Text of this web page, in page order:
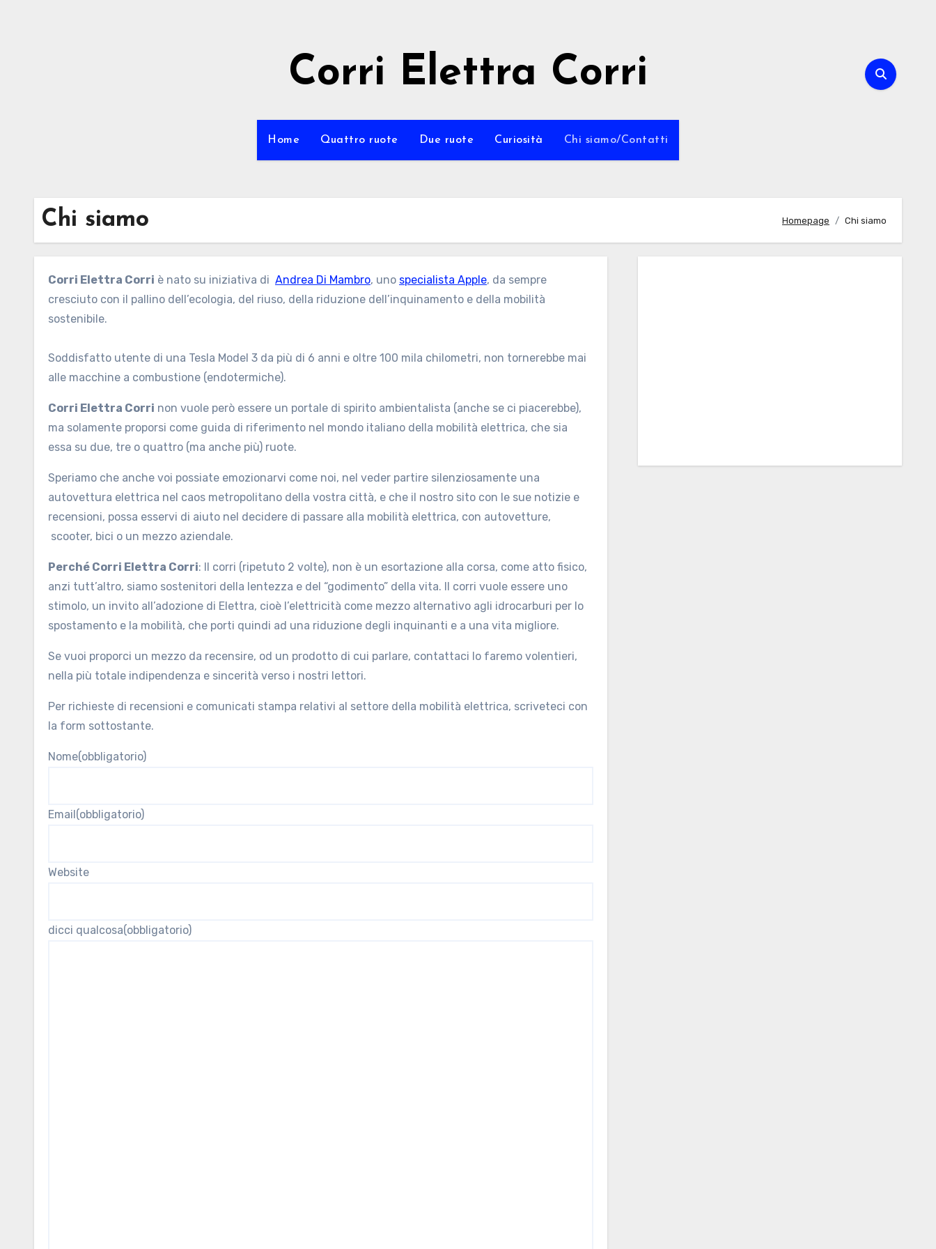
Corri Elettra Corri
Home Quattro ruote Due ruote Curiosità Chi siamo/Contatti
Chi siamo Homepage Chi siamo
Corri Elettra Corri è nato su iniziativa di Andrea Di Mambro, uno specialista Apple, da sempre
cresciuto con il pallino dell’ecologia, del riuso, della riduzione dell’inquinamento e della mobilità
sostenibile.
Soddisfatto utente di una Tesla Model 3 da più di 6 anni e oltre 100 mila chilometri, non tornerebbe mai
alle macchine a combustione (endotermiche).
Corri Elettra Corri non vuole però essere un portale di spirito ambientalista (anche se ci piacerebbe),
ma solamente proporsi come guida di riferimento nel mondo italiano della mobilità elettrica, che sia
essa su due, tre o quattro (ma anche più) ruote.
Speriamo che anche voi possiate emozionarvi come noi, nel veder partire silenziosamente una
autovettura elettrica nel caos metropolitano della vostra città, e che il nostro sito con le sue notizie e
recensioni, possa esservi di aiuto nel decidere di passare alla mobilità elettrica, con autovetture,
scooter, bici o un mezzo aziendale.
Perché Corri Elettra Corri: Il corri (ripetuto 2 volte), non è un esortazione alla corsa, come atto fisico,
anzi tutt’altro, siamo sostenitori della lentezza e del “godimento” della vita. Il corri vuole essere uno
stimolo, un invito all’adozione di Elettra, cioè l’elettricità come mezzo alternativo agli idrocarburi per lo
spostamento e la mobilità, che porti quindi ad una riduzione degli inquinanti e a una vita migliore.
Se vuoi proporci un mezzo da recensire, od un prodotto di cui parlare, contattaci lo faremo volentieri,
nella più totale indipendenza e sincerità verso i nostri lettori.
Per richieste di recensioni e comunicati stampa relativi al settore della mobilità elettrica, scriveteci con
la form sottostante.
Nome(obbligatorio)
Email(obbligatorio)
Website
dicci qualcosa(obbligatorio)